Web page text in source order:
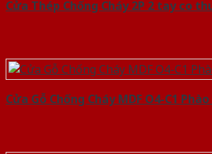
Cửa Thép Chống Cháy 2P 2 tay co
Cửa Gỗ Chống Cháy MDF O4-C1